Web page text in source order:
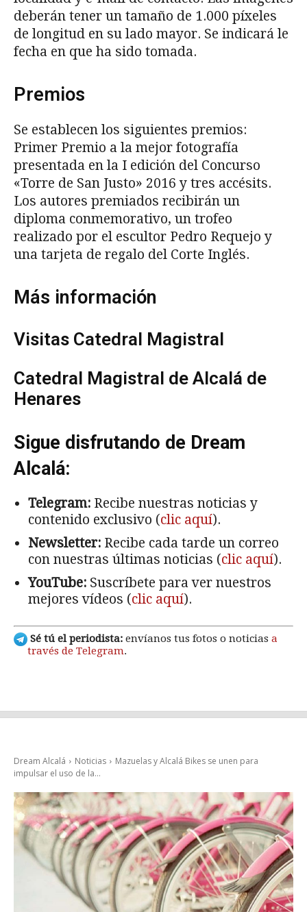
deberán tener un tamaño de 1.000 píxeles
de longitud en su lado mayor. Se indicará le
fecha en que ha sido tomada.
Premios
Se establecen los siguientes premios:
Primer Premio a la mejor fotografía
presentada en la I edición del Concurso
«Torre de San Justo» 2016 y tres accésits.
Los autores premiados recibirán un
diploma conmemorativo, un trofeo
realizado por el escultor Pedro Requejo y
una tarjeta de regalo del Corte Inglés.
Más información
Visitas Catedral Magistral
Catedral Magistral de Alcalá de
Henares
Sigue disfrutando de Dream
Alcalá:
Telegram: Recibe nuestras noticias y
contenido exclusivo (clic aquí).
Newsletter: Recibe cada tarde un correo
con nuestras últimas noticias (clic aquí).
YouTube: Suscríbete para ver nuestros
mejores vídeos (clic aquí).
Sé tú el periodista: envíanos tus fotos o noticias a
través de Telegram.